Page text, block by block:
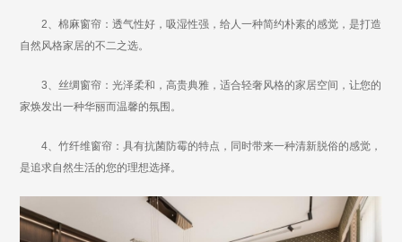
2、棉麻窗帘：透气性好，吸湿性强，给人一种简约朴素的感觉，是打造
自然风格家居的不二之选。
3、丝绸窗帘：光泽柔和，高贵典雅，适合轻奢风格的家居空间，让您的
家焕发出一种华丽而温馨的氛围。
4、竹纤维窗帘：具有抗菌防霉的特点，同时带来一种清新脱俗的感觉，
是追求自然生活的您的理想选择。